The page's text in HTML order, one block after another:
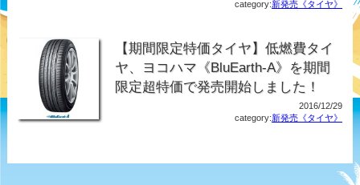
category:新発売《タイヤ》
【期間限定特価タイヤ】低燃費タイ
ヤ、ヨコハマ《BluEarth-A》を期間
限定超特価で発売開始しました！
2016/12/29
category:新発売《タイヤ》